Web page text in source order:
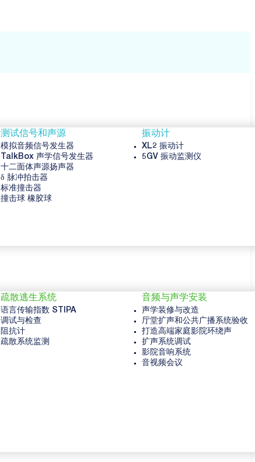
测试信号和声源
模拟音频信号发生器
TalkBox 声学信号发生器
十二面体声源扬声器
δ 脉冲拍击器
标准撞击器
撞击球 橡胶球
振动计
XL2 振动计
5GV 振动监测仪
疏散逃生系统
语言传输指数 STIPA
调试与检查
阻抗计
疏散系统监测
音频与声学安装
声学装修与改造
厅堂扩声和公共广播系统验收
打造高端家庭影院环绕声
扩声系统调试
影院音响系统
音视频会议